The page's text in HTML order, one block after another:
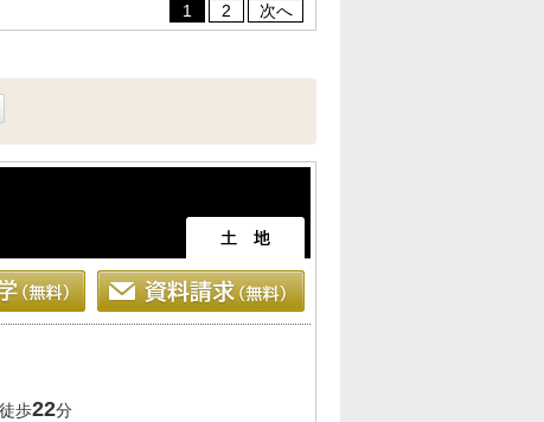
レオガーデン成田 寛朝の杜
1 2 次へ
歩22分